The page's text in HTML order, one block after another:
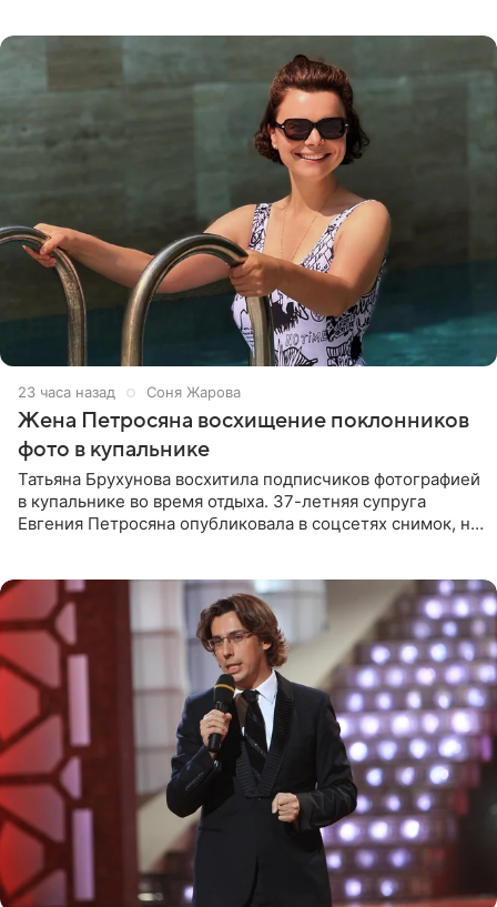
23 часа назад Соня Жарова
Жена Петросяна восхищение поклонников
фото в купальнике
Татьяна Брухунова восхитила подписчиков фотографией
в купальнике во время отдыха. 37-летняя супруга
Евгения Петросяна опубликовала в соцсетях снимок, на